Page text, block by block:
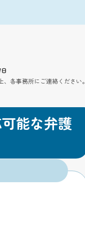
、各事務所にご連絡ください。
能な弁護